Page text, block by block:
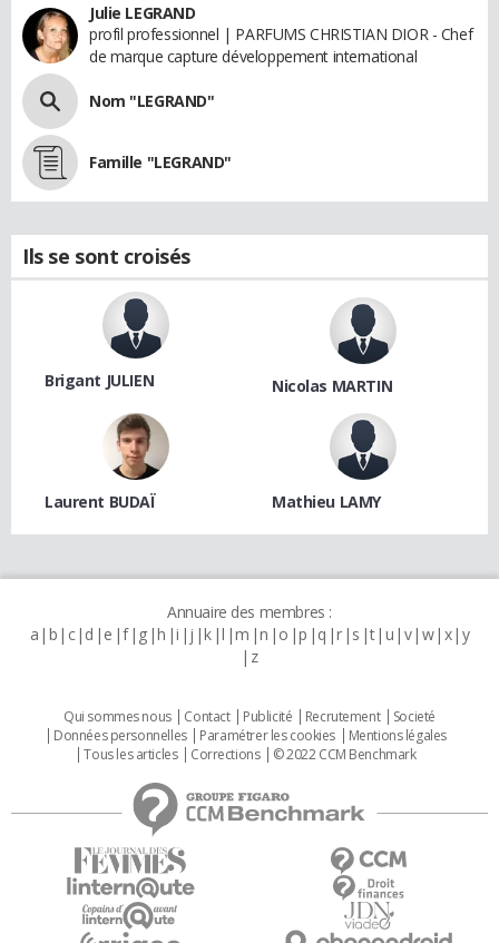
Julie LEGRAND
profil professionnel | PARFUMS CHRISTIAN DIOR - Chef
de marque capture développement international
Nom "LEGRAND"
Famille "LEGRAND"
Ils se sont croisés
Brigant JULIEN Nicolas MARTIN
Laurent BUDAÏ Mathieu LAMY
Annuaire des membres :
a b c d e f g h i j k l m n o p q r s t u v w x y
z
Qui sommes nous Contact Publicité Recrutement
Societé
Données personnelles
Paramétrer les cookies
Mentions légales
Tous les articles
Corrections © 2022 CCM Benchmark